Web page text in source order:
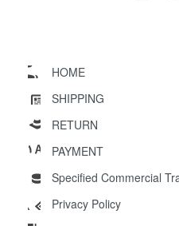
HOME
SHIPPING
RETURN
PAYMENT
Specified Commercial
Privacy Policy